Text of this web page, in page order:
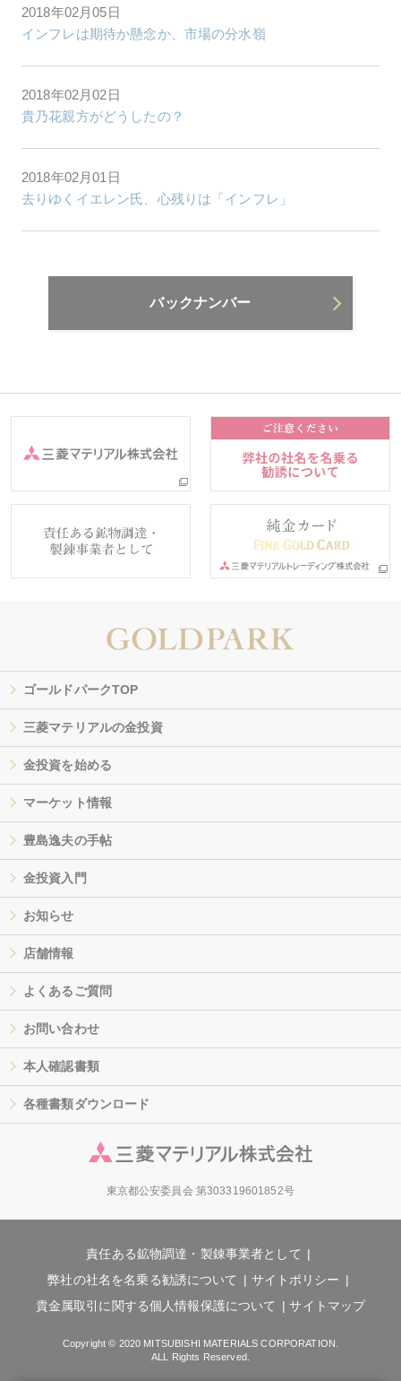
2018年02月05日
インフレは期待か懸念か、市場の分水嶺
2018年02月02日
貴乃花親方がどうしたの？
2018年02月01日
去りゆくイエレン氏、心残りは「インフレ」
バックナンバー
ゴールドパークTOP
三菱マテリアルの金投資
金投資を始める
マーケット情報
豊島逸夫の手帖
金投資入門
お知らせ
店舗情報
よくあるご質問
お問い合わせ
本人確認書類
各種書類ダウンロード
東京都公安委員会 第303319601852号
責任ある鉱物調達・製錬事業者として
弊社の社名を名乗る勧誘について
サイトポリシー
貴金属取引に関する個人情報保護について
サイトマップ
Copyright © 2020 MITSUBISHI MATERIALS CORPORATION.
ALL Rights Reserved.